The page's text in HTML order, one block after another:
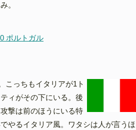
。
ポルトガル
こっちもイタリアが1ト
ィがその下にいる。後
撃は前のほうにいる特
やるイタリア風。ワタシは人が言うほ